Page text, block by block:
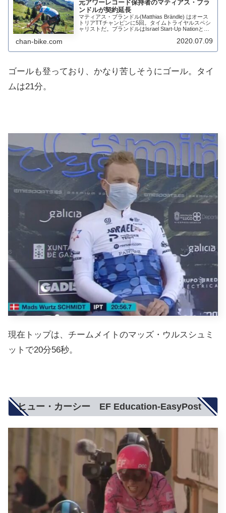
元アワーレコード保持者のマティアス・ブラ
ンドルが契約延長
マティアス・ブランドル(Matthias Brändle) はオース
トリアTTチャンピンに5回。タイムトライヤルスペシ
ャリストだ。ブランドルはIsrael Start-Up Nationとの2
chan-bike.com 2020.07.09
ゴールも登っており、かなり苦しそうにゴール。タイ
ムは21分。
現在トップは、チームメイトのマッズ・ウルスシュミ
ットで20分56秒。
ヒュー・カーシー EF Education-EasyPost